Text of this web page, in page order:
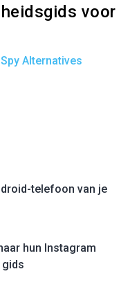
voor
Alternatives
telefoon van je
hun Instagram
gids